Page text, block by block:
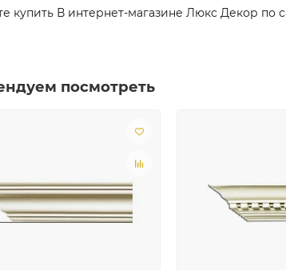
купить В интернет-магазине Люкс Декор
посмотреть